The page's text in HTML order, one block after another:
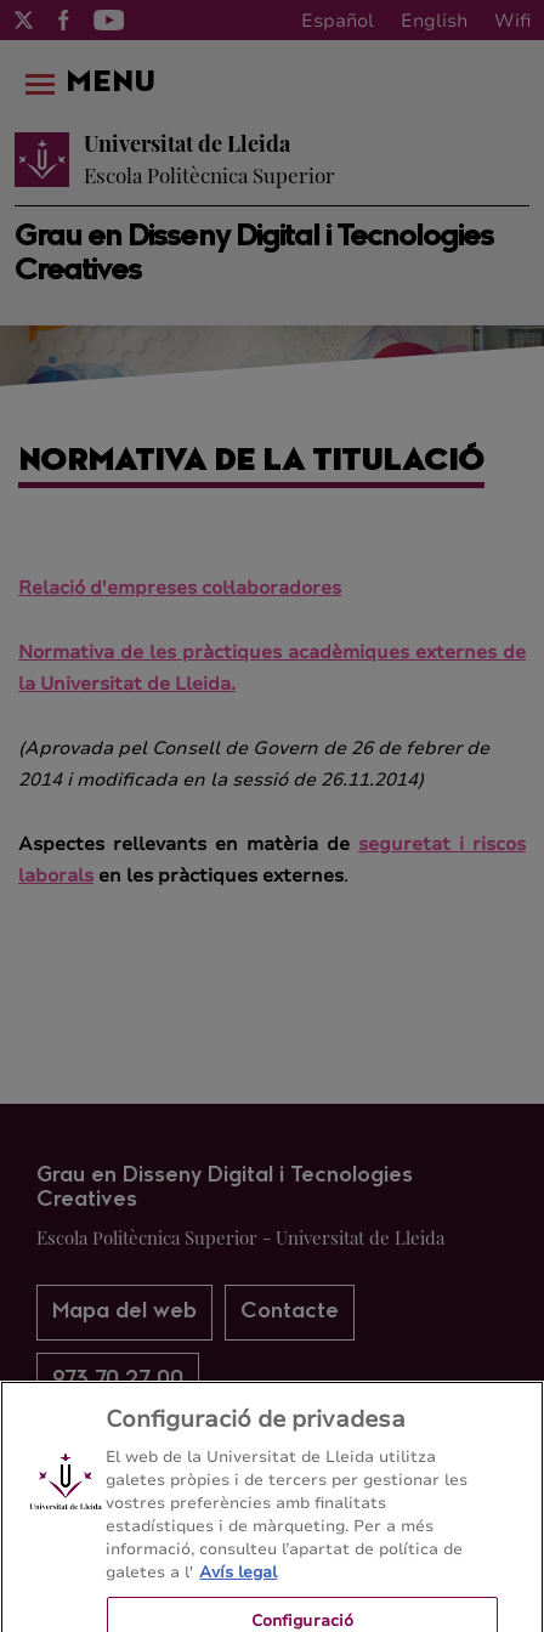
Español English Wifi
Grau en Disseny Digital i Tecnologies
Creatives
Universitat de Lleida
Escola Politècnica Superior
MENU
NORMATIVA DE LA TITULACIÓ
Relació d'empreses col·laboradores
Normativa de les pràctiques acadèmiques externes de
la Universitat de Lleida.
(Aprovada pel Consell de Govern de 26 de febrer de
2014 i modificada en la sessió de 26.11.2014)
Aspectes rellevants en matèria de seguretat i riscos
laborals en les pràctiques externes.
Grau en Disseny Digital i Tecnologies
Creatives
Escola Politècnica Superior - Universitat de Lleida
Mapa del web Contacte
973 70 27 00
Configuració de privadesa
El web de la Universitat de Lleida utilitza
galetes pròpies i de tercers per gestionar les
vostres preferències amb finalitats
estadístiques i de màrqueting. Per a més
informació, consulteu l’apartat de política de
galetes a l' Avís legal
Configuració